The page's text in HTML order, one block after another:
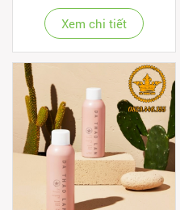
Xem chi tiết